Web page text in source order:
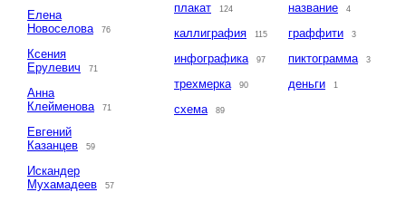
Елена
Новоселова
76
Ксения
Ерулевич
71
Анна
Клейменова
71
Евгений
Казанцев
59
Искандер
Мухамадеев
57
плакат 124
каллиграфия 115
инфографика 97
трехмерка 90
схема 89
название 4
граффити 3
пиктограмма 3
деньги 1